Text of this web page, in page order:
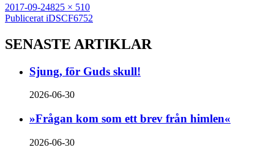
Postat
2017-09-24Full
storlek
825 × 510
Inläggsnavigering
Publicerat iDSCF6752
SENASTE ARTIKLAR
Sjung, för Guds skull!
2026-06-30
»Frågan kom som ett brev från himlen«
2026-06-30